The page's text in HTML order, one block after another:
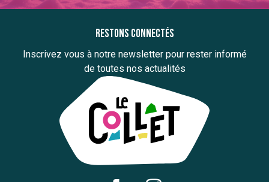
Restons connectés
Inscrivez vous à notre newsletter pour rester informé
de toutes nos actualités